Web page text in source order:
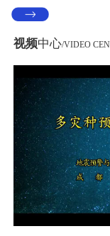
视频中心/VIDEO